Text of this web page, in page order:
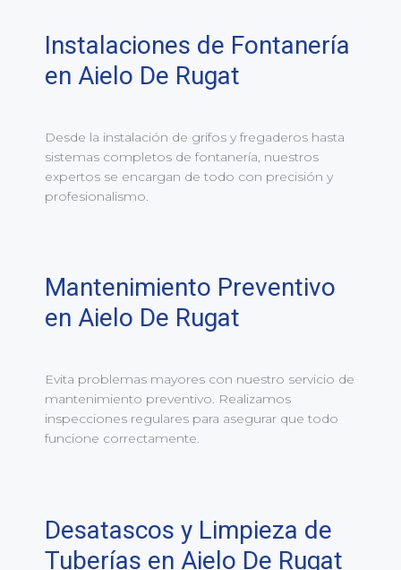
Instalaciones de Fontanería
en Aielo De Rugat
Desde la instalación de grifos y fregaderos hasta
sistemas completos de fontanería, nuestros
expertos se encargan de todo con precisión y
profesionalismo.
Mantenimiento Preventivo
en Aielo De Rugat
Evita problemas mayores con nuestro servicio de
mantenimiento preventivo. Realizamos
inspecciones regulares para asegurar que todo
funcione correctamente.
Desatascos y Limpieza de
Tuberías en Aielo De Rugat